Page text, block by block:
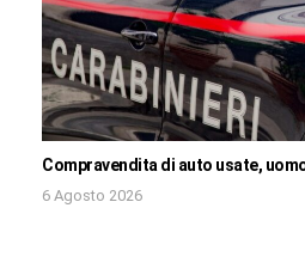
Compravendita di auto usate,
6 Agosto 2026